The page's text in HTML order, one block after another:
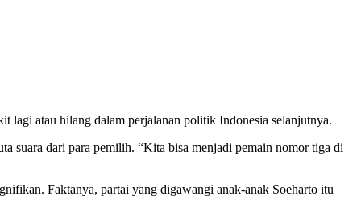
lagi atau hilang dalam perjalanan politik Indonesia selanjutnya.
suara dari para pemilih. “Kita bisa menjadi pemain nomor tiga di
Faktanya, partai yang digawangi anak-anak Soeharto itu